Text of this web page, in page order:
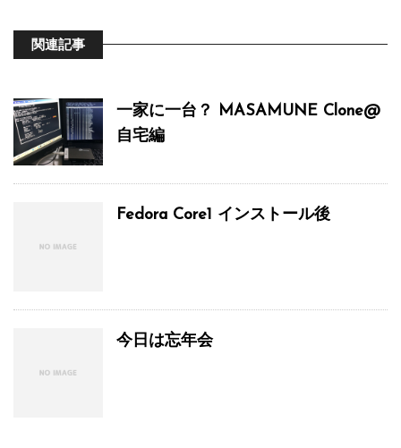
関連記事
一家に一台？ MASAMUNE Clone@
自宅編
Fedora Core1 インストール後
今日は忘年会